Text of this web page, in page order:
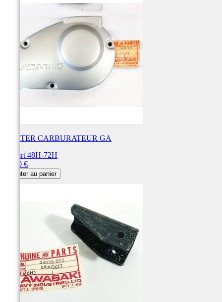
CARTER CARBURATEUR GA
Départ 48H-72H
18,90 €
Ajouter au panier